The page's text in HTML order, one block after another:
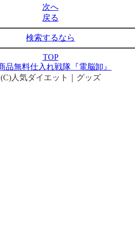
次へ
戻る
検索するなら
TOP
(C)人気ダイエット｜グッズ